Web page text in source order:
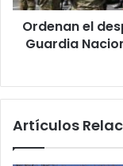
d
F
o
l
e
Ordenan el
Guardia
Artículos